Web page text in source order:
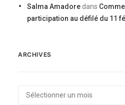
Salma Amadore dans
participation au défilé du 11
ARCHIVES
Archives